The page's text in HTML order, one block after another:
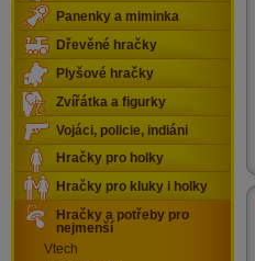
Panenky a miminka
Dřevěné hračky
Plyšové hračky
Zvířátka a figurky
Vojáci, policie, indiáni
Hračky pro holky
Hračky pro kluky i holky
Hračky a potřeby pro
nejmenší
Vtech